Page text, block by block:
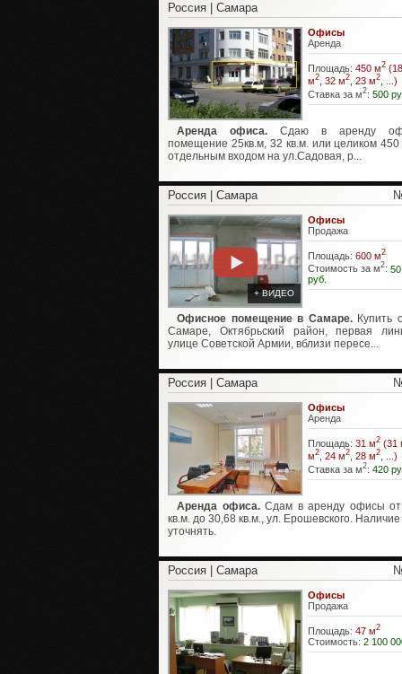
Россия | Самара
Офисы
Аренда
Площадь: 450 м2
м2 , 32 м2 , 23 м2 , ...)
Ставка за м2: 500
Аренда офиса. Сдаю в аренду
помещение 25кв.м, 32 кв.м. или целиком 450
отдельным входом на ул.Садовая, р...
Россия | Самара
+ ВИДЕО
Офисы
Продажа
Площадь: 600 м2
Стоимость за м2:
руб.
Офисное помещение в Самаре.Купить
Самаре, Октябрьский район, первая
улице Советской Армии, вблизи пересе...
Россия | Самара
Офисы
Аренда
Площадь: 31 м2 (31
м2 , 24 м2 , 28 м2 , ...)
Ставка за м2: 420
Аренда офиса.Сдам в аренду офисы
кв.м. до 30,68 кв.м., ул. Ерошевского.
уточнять.
Россия | Самара
Офисы
Продажа
Площадь: 47 м2
Стоимость: 2 100